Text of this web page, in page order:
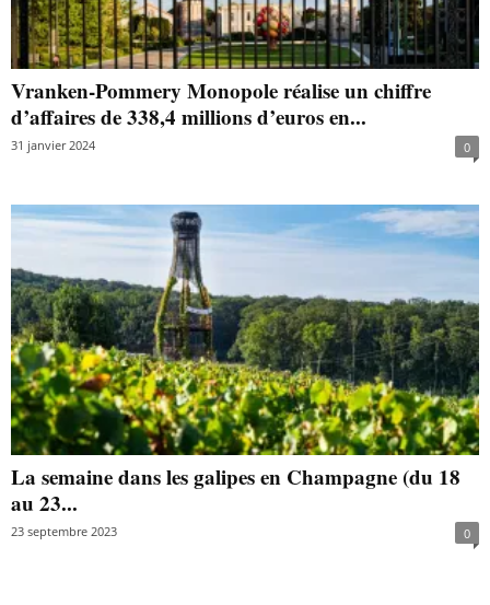
Vranken-Pommery Monopole réalise un chiffre
d’affaires de 338,4 millions d’euros en...
31 janvier 2024 0
La semaine dans les galipes en Champagne (du 18
au 23...
23 septembre 2023 0